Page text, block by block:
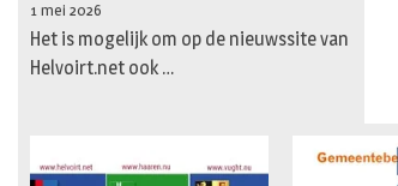
1 mei 2026
Het is mogelijk om op de nieuwssite van
Helvoirt.net ook …